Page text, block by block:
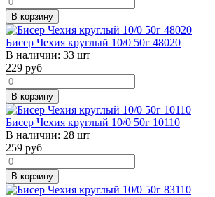
В корзину
Бисер Чехия круглый 10/0 50г 48020
В наличии: 33 шт
229 руб
В корзину
Бисер Чехия круглый 10/0 50г 10110
В наличии: 28 шт
259 руб
В корзину